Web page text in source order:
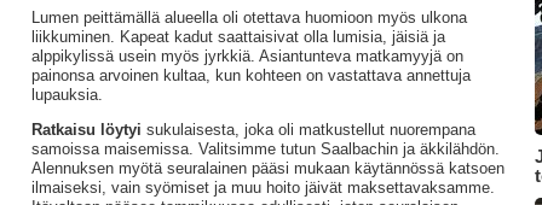
Lumen peittämällä alueella oli otettava huomioon myös ulkona
liikkuminen. Kapeat kadut saattaisivat olla lumisia, jäisiä ja
alppikylissä usein myös jyrkkiä. Asiantunteva matkamyyjä on
painonsa arvoinen kultaa, kun kohteen on vastattava annettuja
lupauksia.
Ratkaisu löytyi sukulaisesta, joka oli matkustellut nuorempana
samoissa maisemissa. Valitsimme tutun Saalbachin ja äkkilähdön.
Alennuksen myötä seuralainen pääsi mukaan käytännössä katsoen
ilmaiseksi, vain syömiset ja muu hoito jäivät maksettavaksamme.